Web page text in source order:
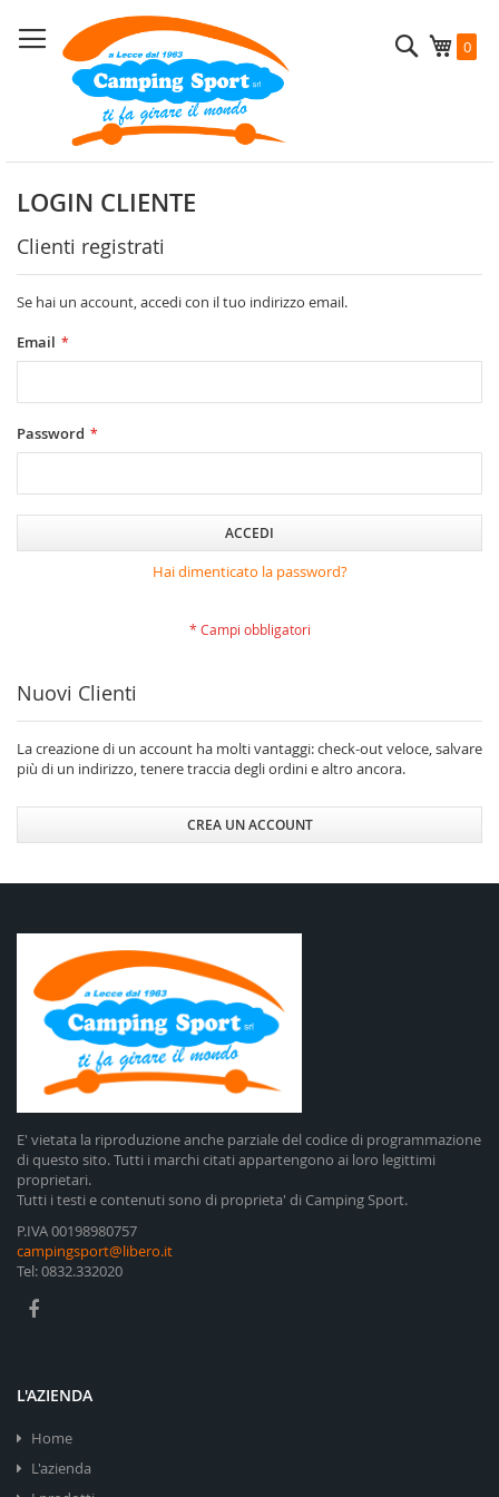
al
contenuto
0
Cerca
LOGIN CLIENTE
Clienti registrati
Se hai un account, accedi con il tuo indirizzo email.
Email
Password
ACCEDI
Hai dimenticato la password?
Nuovi Clienti
La creazione di un account ha molti vantaggi: check-out veloce, salvare
più di un indirizzo, tenere traccia degli ordini e altro ancora.
CREA UN ACCOUNT
E' vietata la riproduzione anche parziale del codice di programmazione
di questo sito. Tutti i marchi citati appartengono ai loro legittimi
proprietari.
Tutti i testi e contenuti sono di proprieta' di Camping Sport.
P.IVA 00198980757
campingsport@libero.it
Tel: 0832.332020
L'AZIENDA
Home
L'azienda